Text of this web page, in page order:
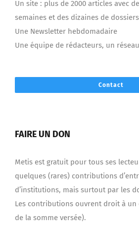
Un site : plus de 2000 articles avec
semaines et des dizaines de
Une Newsletter hebdomadaire
Une équipe de rédacteurs, un
Contact
FAIRE UN DON
Metis est gratuit pour tous ses
quelques (rares) contributions
d’institutions, mais surtout par les
Les contributions ouvrent droit à un
de la somme versée).